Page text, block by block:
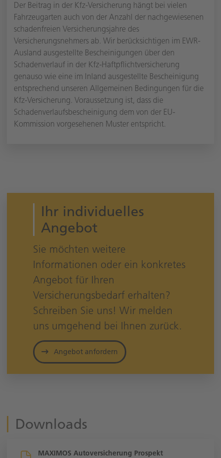
Der Beitrag in der Kfz-Versicherung hängt bei vielen
Fahrzeugarten auch von der Anzahl der nachgewiesenen
schadenfreien Versicherungsjahre des
Versicherungsnehmers ab. Wir berücksichtigen im EWR-
Ausland ausgestellte Bescheinigungen über den
Schadenverlauf in der Kfz-Haftpflichtversicherung
genauso wie eine im Inland ausgestellte Bescheinigung
entsprechend unseren Allgemeinen Bedingungen für die
Kfz-Versicherung. Voraussetzung ist, dass die
Schadenverlaufsbescheinigung dem von der EU-
Kommission vorgesehenen Muster entspricht.
Ihr individuelles
Angebot
Sie möchten weitere
Informationen oder ein konkretes
Angebot für Ihren
Versicherungsbedarf erhalten?
Schreiben Sie uns! Wir melden
uns umgehend bei Ihnen zurück.
Angebot anfordern
Downloads
MAXIMOS Autoversicherung Prospekt